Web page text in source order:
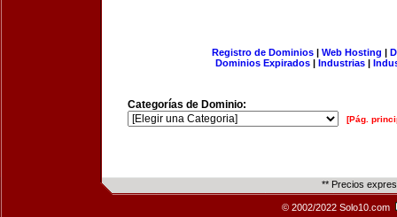
Registro de Dominios| Web Hosting |
Dominios Expirados | Industrias |
Categorías de Dominio:
[Pág.
** Precios
© 2002/2022 Solo10.com